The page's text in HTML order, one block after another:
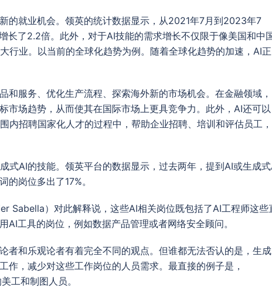
的就业机会。领英的统计数据显示，从2021年7月到2023年7
长了2.2倍。此外，对于AI技能的需求增长不仅限于像美国和中
行业。以当前的全球化趋势为例。随着全球化趋势的加速，AI正
和服务、优化生产流程、探索海外新的市场机会。在金融领域，
市场趋势，从而使其在国际市场上更具竞争力。此外，AI还可以
内招聘国家化人才的过程中，帮助企业招聘、培训和评估员工，
式AI的技能。领英平台的数据显示，过去两年，提到AI或生成
岗位多出了17%。
Sabella）对此解释说，这些AI相关岗位既包括了AI工程师这些
工具的岗位，例如数据产品管理或者网络安全顾问。
者和乐观论者有着完全不同的观点。但谁都无法否认的是，生成
作，减少对这些工作岗位的人员需求。最直接的例子是，
工和制图人员。